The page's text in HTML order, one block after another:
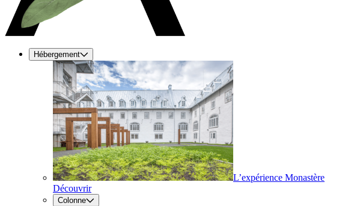
Hébergement
L’expérience Monastère
Découvrir
Colonne